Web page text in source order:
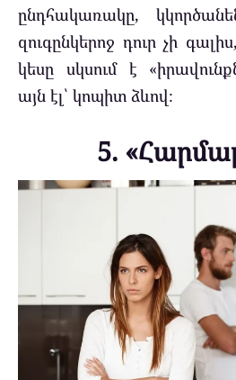
ընդհակառակը,
զուգընկերոջ դուր չի
կեսը սկսում է
այն էլ՝ կոպիտ ձևով։
5.